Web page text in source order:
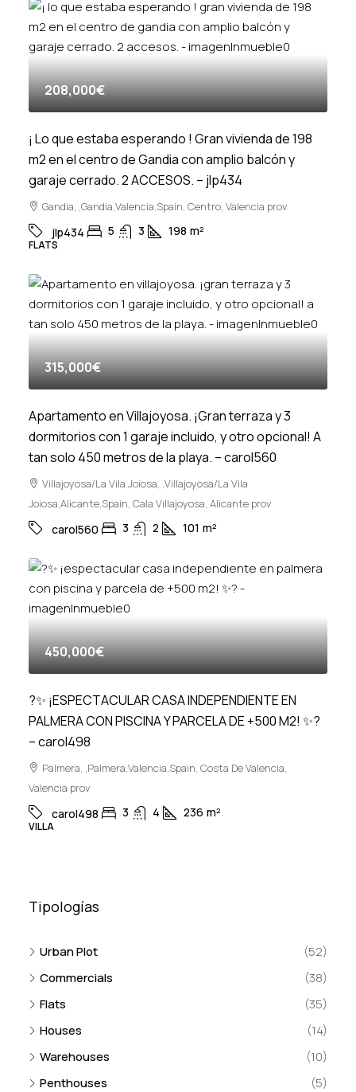
208,000€
¡ Lo que estaba esperando ! Gran vivienda de 198
m2 en el centro de Gandia con amplio balcón y
garaje cerrado. 2 ACCESOS. – jlp434
Gandia, ,Gandia,Valencia,Spain, Centro, Valencia prov
jlp434 5 3 198 m²
FLATS
315,000€
Apartamento en Villajoyosa. ¡Gran terraza y 3
dormitorios con 1 garaje incluido, y otro opcional! A
tan solo 450 metros de la playa. – carol560
Villajoyosa/La Vila Joiosa, ,Villajoyosa/La Vila
Joiosa,Alicante,Spain, Cala Villajoyosa, Alicante prov
carol560 3 2 101 m²
450,000€
?✨ ¡ESPECTACULAR CASA INDEPENDIENTE EN
PALMERA CON PISCINA Y PARCELA DE +500 M2! ✨?
– carol498
Palmera, ,Palmera,Valencia,Spain, Costa De Valencia,
Valencia prov
carol498 3 4 236 m²
VILLA
Tipologías
Urban Plot
(52)
Commercials
(38)
Flats
(35)
Houses
(14)
Warehouses
(10)
Penthouses
(5)